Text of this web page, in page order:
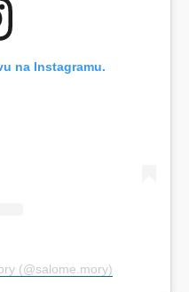
na Instagramu.
(@salome.mory)